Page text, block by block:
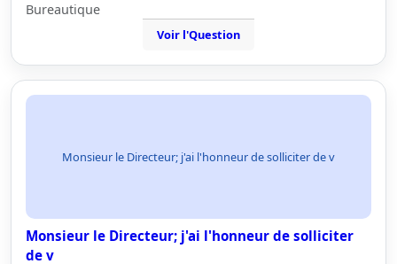
Bureautique
Voir l'Question
Monsieur le Directeur; j'ai l'honneur de solliciter de v
Monsieur le Directeur; j'ai l'honneur de solliciter
de v